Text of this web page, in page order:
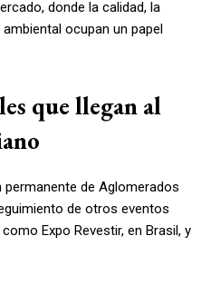
donde la calidad, la
ocupan un papel
que llegan al
de Aglomerados
de otros eventos
Expo Revestir, en Brasil, y